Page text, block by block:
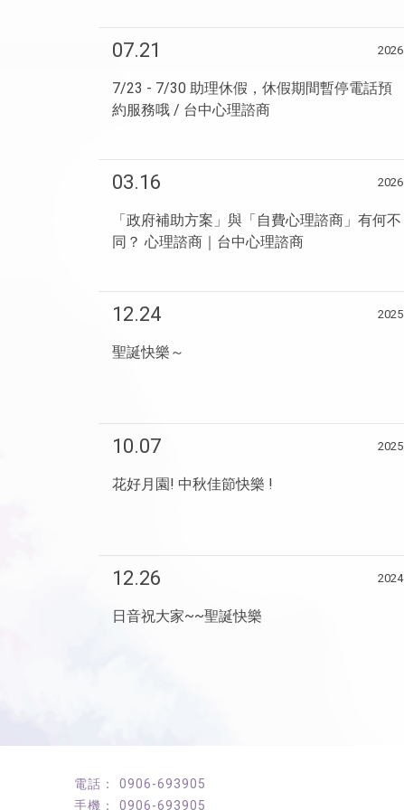
07.21 2026
7/23 - 7/30 助理休假，休假期間暫停電話預
約服務哦 / 台中心理諮商
03.16 2026
「政府補助方案」與「自費心理諮商」有何不
同？ 心理諮商｜台中心理諮商
12.24 2025
聖誕快樂～
10.07 2025
花好月園! 中秋佳節快樂 !
12.26 2024
日音祝大家~~聖誕快樂
0906-693905
0906-693905